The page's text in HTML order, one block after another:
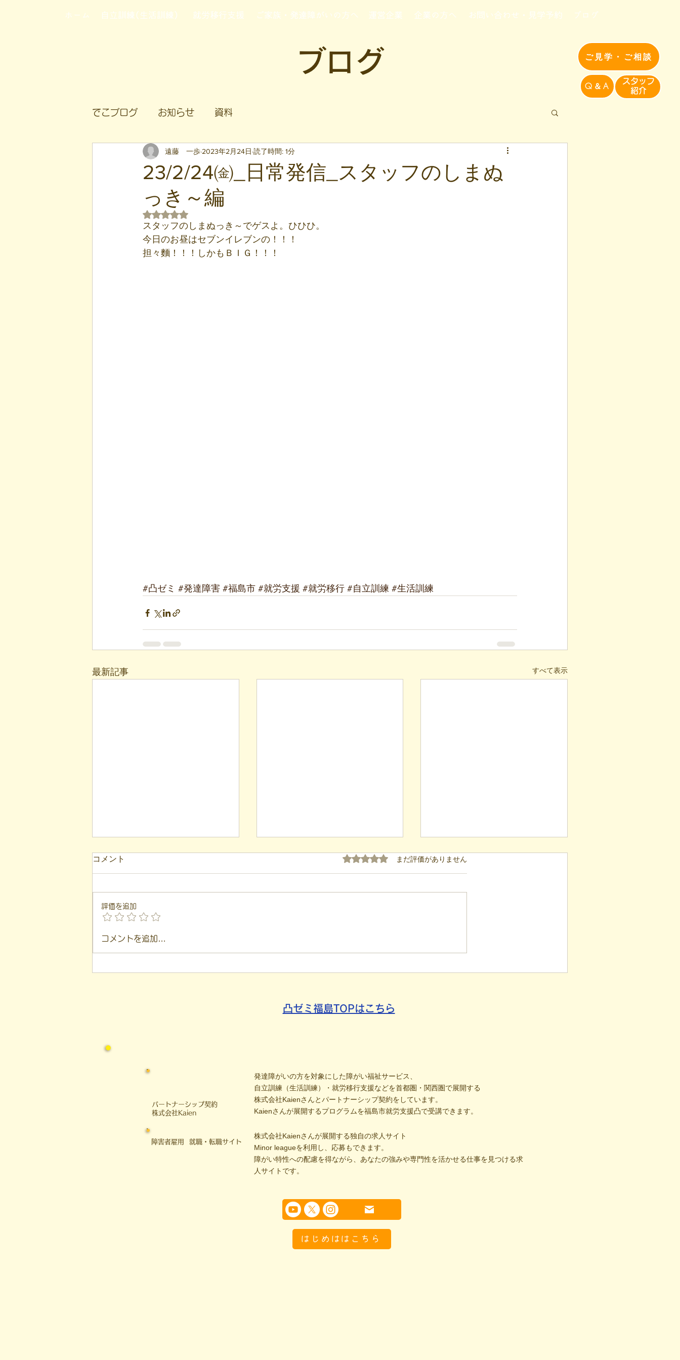
ご見学・ご相談
Q＆A
​スタッフ
紹介​
ホーム 自立訓練(生活訓練) 就労移行支援 ご家族・発達障がいの方へ 運営企業 企業の方へ お問い合わせ・見学予約 ブログ
ブログ
でこブログ お知らせ 資料
23/2/24㈮_日常発信_スタッフのしまぬ
っき～編
遠藤 一歩 2023年2月24日 読了時間: 1分
5つ星のうちNaNと評価されています。
スタッフのしまぬっき～でゲスよ。ひひひ。
今日のお昼はセブンイレブンの！！！
担々麵！！！しかもＢＩＧ！！！
#凸ゼミ #発達障害 #福島市 #就労支援 #就労移行 #自立訓練 #生活訓練
最新記事 すべて表示
【代表ブログ】アメフトの戦
の力
社会への一歩
コメント 5つ星のうち0と評価されています。
まだ評価がありません
評価を追加
コメントを追加…
凸ゼミ福島TOPはこちら
​パートナーシップ契約
​株式会社Kaien
発達障がいの方を対象にした障がい福祉サービス、
自立訓練（生活訓練）・就労移行支援などを首都圏・関西圏で展開する
株式会社Kaienさんとパートナーシップ契約をしています。
Kaienさんが展開するプログラムを福島市就労支援凸で受講できます。
障害者雇用 就職・転職サイト
株式会社Kaienさんが展開する独自の求人サイト
Minor leagueを利用し、応募もできます。
障がい特性への配慮を得ながら、あなたの強みや専門性を活かせる仕事を見つける求
人サイトです。
はじめははこちら